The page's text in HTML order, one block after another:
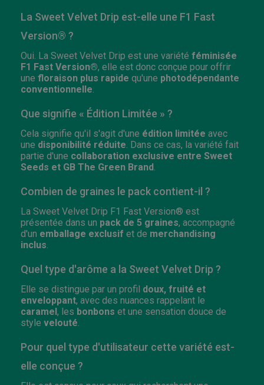
La Sweet Velvet Drip est-elle une F1 Fast
Version® ?
Oui. La Sweet Velvet Drip est une variété féminisée
F1 Fast Version®, elle est donc conçue pour offrir
une floraison plus rapide qu'une photodépendante
conventionnelle
Que signifie « Édition Limitée » ?
Cela signifie qu'il s'agit d'une édition limitée avec
une disponibilité réduite . Dans ce cas, la variété fait
partie d'une collaboration exclusive entre Sweet
Seeds et GB The Green Brand
Combien de graines le pack contient-il ?
La Sweet Velvet Drip F1 Fast Version® est
présentée dans un pack de 5 graines, accompagné
d'un emballage exclusif et de merchandising
inclus
Quel type d'arôme a la Sweet Velvet Drip ?
Elle se distingue par un profil doux, fruité et
enveloppant, avec des nuances rappelant le
caramel, les bonbons et une sensation douce de
style velouté
Pour quel type d'utilisateur cette variété est-
elle conçue ?